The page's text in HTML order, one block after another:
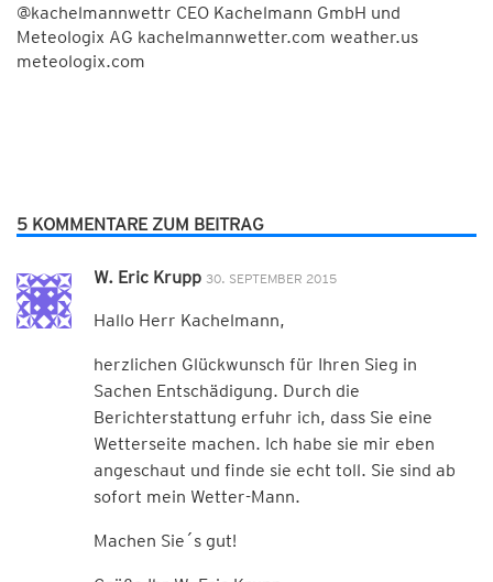
@kachelmannwettr CEO Kachelmann GmbH und
Meteologix AG kachelmannwetter.com weather.us
meteologix.com
5 KOMMENTARE ZUM BEITRAG
W. Eric Krupp 30. SEPTEMBER 2015
Hallo Herr Kachelmann,
herzlichen Glückwunsch für Ihren Sieg in
Sachen Entschädigung. Durch die
Berichterstattung erfuhr ich, dass Sie eine
Wetterseite machen. Ich habe sie mir eben
angeschaut und finde sie echt toll. Sie sind ab
sofort mein Wetter-Mann.
Machen Sie´s gut!